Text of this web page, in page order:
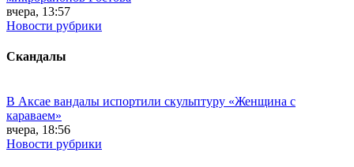
вчера, 13:57
Новости рубрики
Скандалы
В Аксае вандалы испортили скульптуру «Женщина с
караваем»
вчера, 18:56
Новости рубрики